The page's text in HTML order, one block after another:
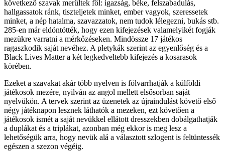
következő szavak merültek föl: igazság, béke, felszabadulás,
hallgassatok ránk, tiszteljetek minket, ember vagyok, szeressetek
minket, a nép hatalma, szavazzatok, nem tudok lélegezni, bukás stb.
285-en már eldöntötték, hogy ezen kifejezések valamelyikét fogják
mezükre varratni a mérkőzéseken. Mindössze 17 játékos
ragaszkodik saját nevéhez. A pletykák szerint az egyenlőség és a
Black Lives Matter a két legkedveltebb kifejezés a kosarasok
körében.
Ezeket a szavakat akár több nyelven is fölvarrhatják a külföldi
játékosok mezére, nyilván az angol mellett elsősorban saját
nyelvükön. A tervek szerint az üzenetek az újraindulást követő első
négy játéknapon lesznek láthatók a mezeken, ezt követően a
játékosok ismét a saját nevükkel ellátott dresszekben dobálgathatják
a duplákat és a triplákat, azonban még ekkor is meg lesz a
lehetőségük arra, hogy nevük alá a választott szlogent is feltüntessék
egészen a szezon végéig.